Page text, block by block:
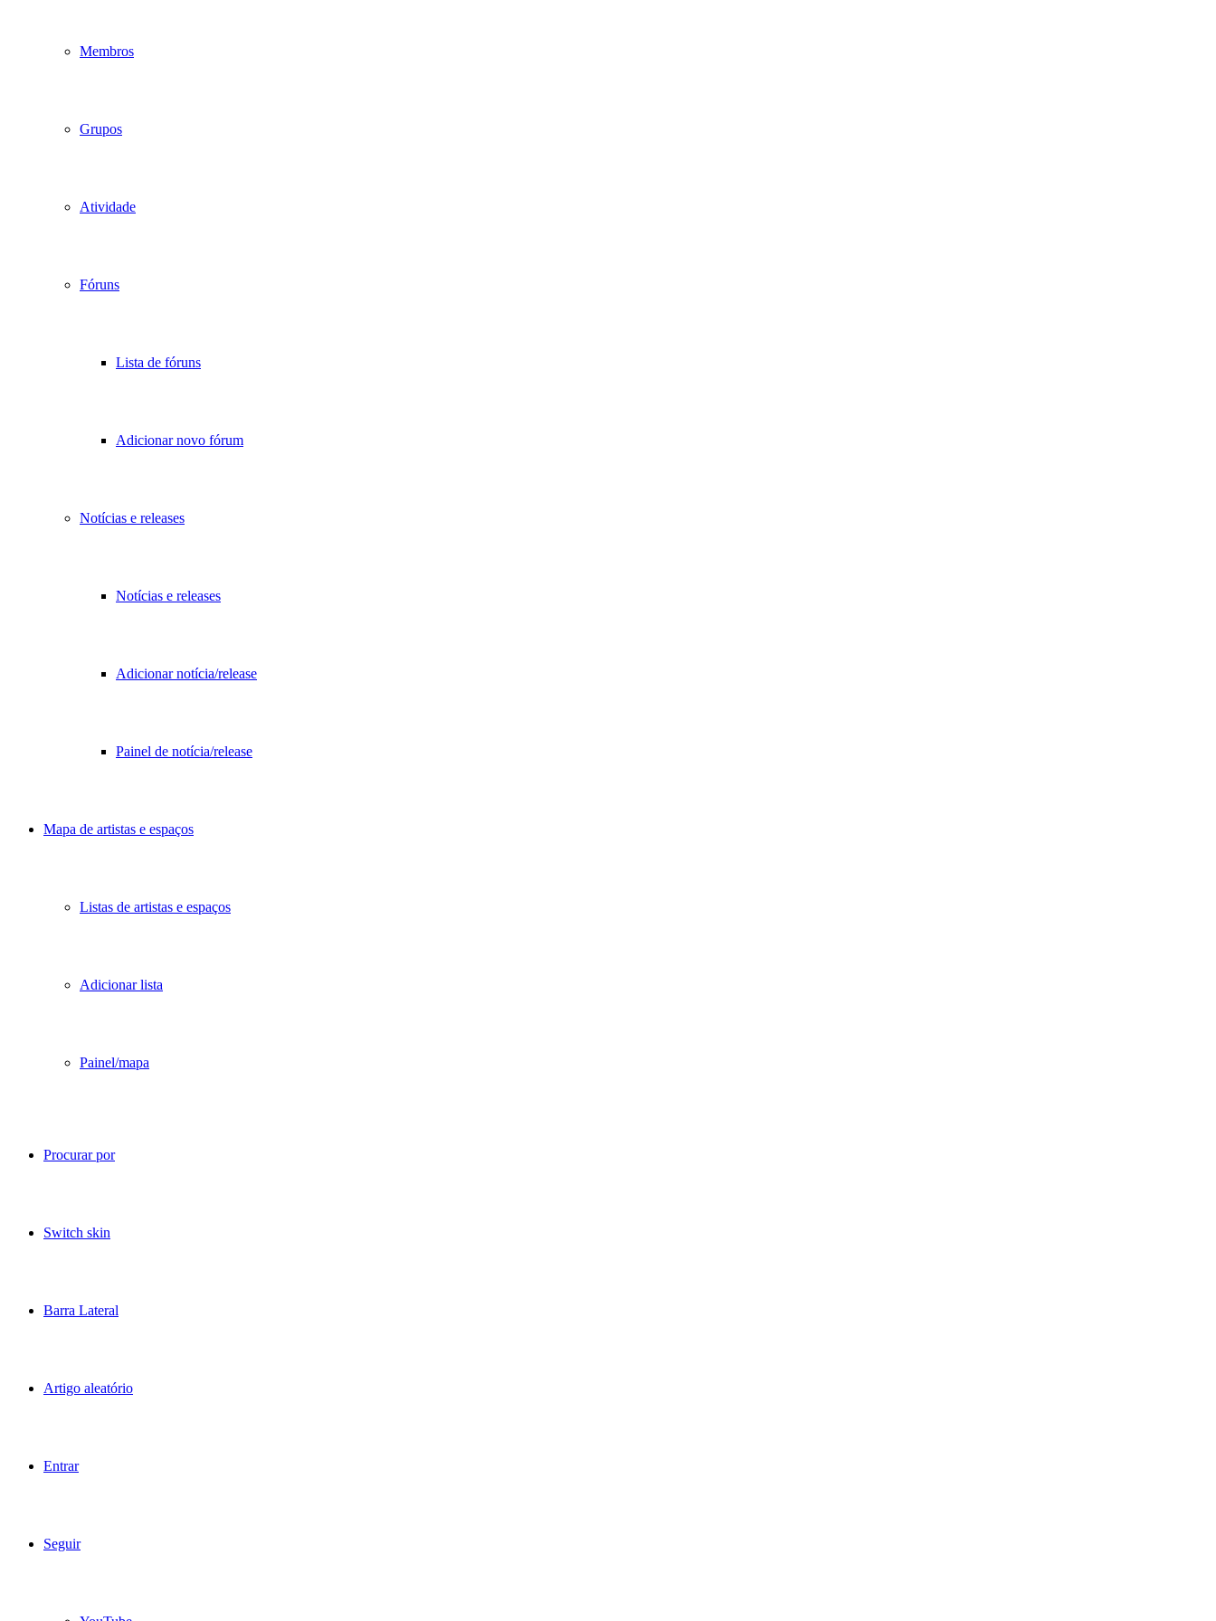
Membros
Grupos
Atividade
Fóruns
Lista de fóruns
Adicionar novo fórum
Notícias e releases
Notícias e releases
Adicionar notícia/release
Painel de notícia/release
Mapa de artistas e espaços
Listas de artistas e espaços
Adicionar lista
Painel/mapa
Procurar por
Switch skin
Barra Lateral
Artigo aleatório
Entrar
Seguir